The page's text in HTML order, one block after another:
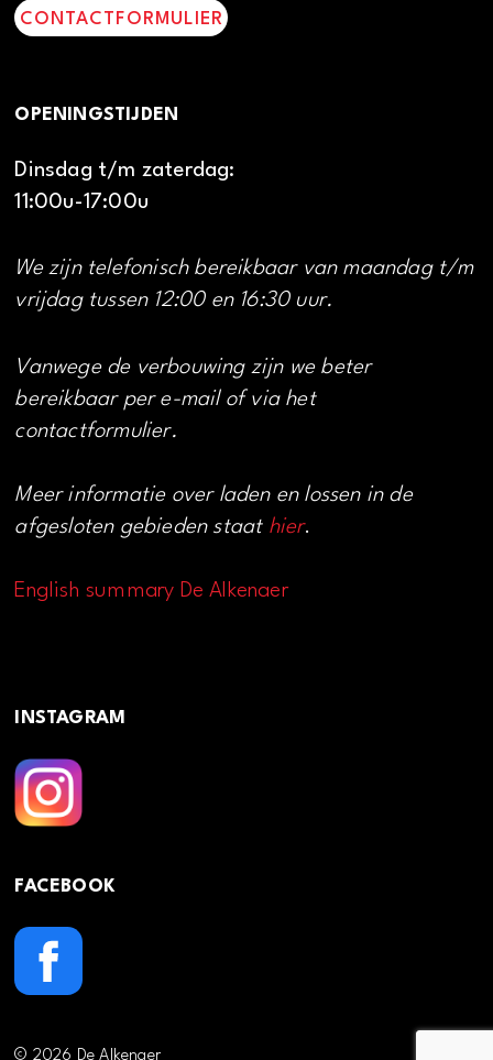
CONTACTFORMULIER
OPENINGSTIJDEN
Dinsdag t/m zaterdag:
11:00u-17:00u
We zijn telefonisch bereikbaar van maandag t/m
vrijdag tussen 12:00 en 16:30 uur.
Vanwege de verbouwing zijn we beter
bereikbaar per e-mail of via het
contactformulier.
Meer informatie over laden en lossen in de
afgesloten gebieden staat hier.
English summary De Alkenaer
INSTAGRAM
FACEBOOK
© 2026 De Alkenaer